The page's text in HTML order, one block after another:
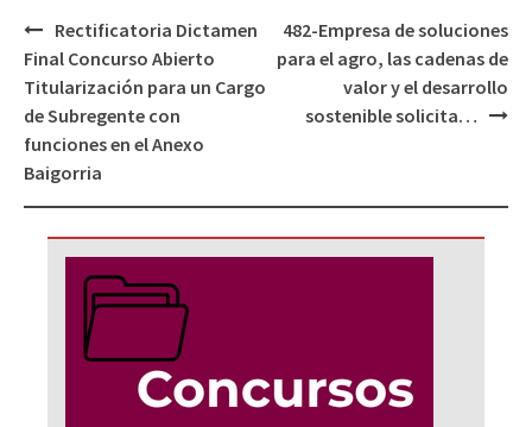
Navegación
de
entradas
Rectificatoria Dictamen
Final Concurso Abierto
Titularización para un Cargo
de Subregente con
funciones en el Anexo
Baigorria
482-Empresa de soluciones
para el agro, las cadenas de
valor y el desarrollo
sostenible solicita…